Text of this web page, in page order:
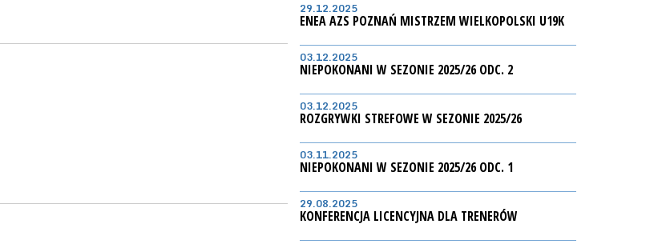
29.12.2025
ENEA AZS POZNAŃ MISTRZEM WIELKOPOLSKI U19K
03.12.2025
NIEPOKONANI W SEZONIE 2025/26 ODC. 2
03.12.2025
ROZGRYWKI STREFOWE W SEZONIE 2025/26
03.11.2025
NIEPOKONANI W SEZONIE 2025/26 ODC. 1
29.08.2025
KONFERENCJA LICENCYJNA DLA TRENERÓW